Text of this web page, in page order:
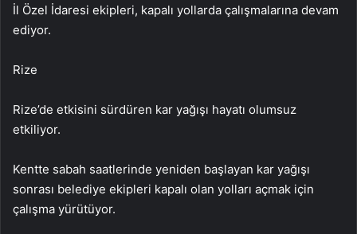
İl Özel İdaresi ekipleri, kapalı yollarda çalışmalarına devam
ediyor.
Rize
Rize’de etkisini sürdüren kar yağışı hayatı olumsuz
etkiliyor.
Kentte sabah saatlerinde yeniden başlayan kar yağışı
sonrası belediye ekipleri kapalı olan yolları açmak için
çalışma yürütüyor.